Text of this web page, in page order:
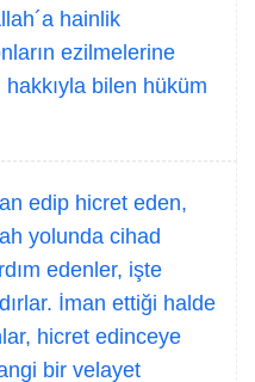
hainlik
ezilmelerine
bilen hüküm
edip hicret eden,
yolunda cihad
edenler, işte
İman ettiği halde
hicret edinceye
bir velayet